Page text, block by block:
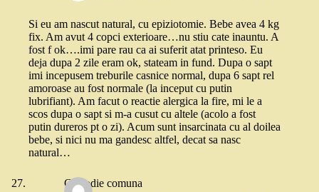
Si eu am nascut natural, cu epiziotomie. Bebe avea 4 kg
fix. Am avut 4 copci exterioare…nu stiu cate inauntu. A
fost f ok….imi pare rau ca ai suferit atat printeso. Eu
deja dupa 2 zile eram ok, stateam in fund. Dupa o sapt
imi incepusem treburile casnice normal, dupa 6 sapt rel
amoroase au fost normale (la inceput cu putin
lubrifiant). Am facut o reactie alergica la fire, mi le a
scos dupa o sapt si m-a cusut cu altele (acolo a fost
putin dureros pt o zi). Acum sunt insarcinata cu al doilea
bebe, si nici nu ma gandesc altfel, decat sa nasc
natural…
Custodie comuna